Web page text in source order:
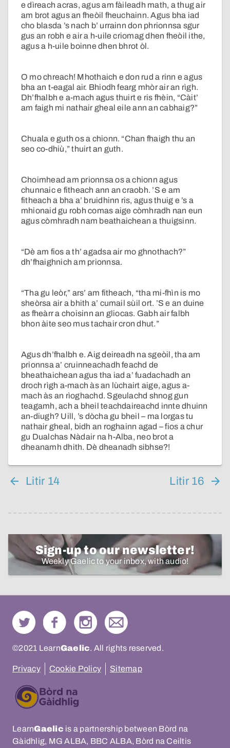
e dìreach acras, agus am fàileadh math, a thug air
am brot agus an fheòil fheuchainn. Agus bha iad
cho blasda ’s nach b’ urrainn don phrionnsa sgur
gus an robh e air a h-uile criomag dhen fheòil ithe,
agus a h-uile boinne dhen bhrot òl.
O mo chreach! Mhothaich e don rud a rinn e agus
bha an t-eagal air. Bhiodh fearg mhòr air an rìgh.
Dh’fhalbh e a-mach agus thuirt e ris fhèin, “Càit’
am faigh mi nathair gheal eile ann an cabhaig?”
Chuala e guth os a chionn. “Chan fhaigh thu an
seo co-dhiù,” thuirt an guth.
Choimhead am prionnsa os a chionn agus
chunnaic e fitheach ann an craobh. ’S e am
fitheach a bha a’ bruidhinn ris, agus thuig e ’s a
mhionaid gu robh comas aige còmhradh nan eun
agus còmhradh nam beathaichean a thuigsinn.
“Dè am fios a th’ agadsa air mo ghnothach?”
dh’fhaighnich am prionnsa.
“Tha gu leòr,” ars’ am fitheach, “tha mi-fhìn is mo
sheòrsa air a bhith a’ cumail sùil ort. ’S e an duine
as fheàrr a choisinn an gliocas. Gabh air falbh
bhon àite seo mus tachair cron dhut.”
Agus dh’fhalbh e. Aig deireadh na sgeòil, tha am
prionnsa a’ cruinneachadh feachd de
bheathaichean agus tha iad a’ fuadachadh an
droch rìgh a-mach às an lùchairt aige, agus a-
mach às an rìoghachd. Sgeulachd shnog gun
teagamh, ach a bheil teachdaireachd innte dhuinn
an-diugh? Uill, ’s dòcha gu bheil – ma lorgas tu
nathair gheal, bidh an roghainn agad – fios a chur
gu Dualchas Nàdair na h-Alba, neo brot a
dheanamh dhith. Dè dheanadh sibhse?!
Litir 14 Litir 16
Sign-up to our newsletter!
Weekly Gaelic to your inbox, with audio!
©2021 LearnGaelic. All rights reserved.
Privacy Cookie Policy Sitemap
LearnGaelic is a partnership between Bòrd na
Gàidhlig, MG ALBA, BBC ALBA, Bòrd na Ceiltis